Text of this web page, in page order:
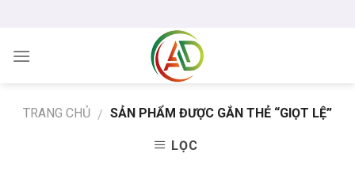
content
TRANG CHỦ / SẢN PHẨM ĐƯỢC GẮN THẺ “GIỌT LỆ”
LỌC